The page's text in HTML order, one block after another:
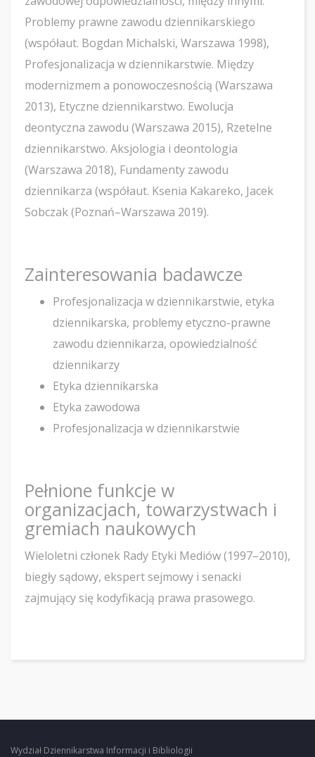
Problemy prawne zawodu dziennikarskiego
(współaut. Bogdan Michalski, Warszawa 1998),
Profesjonalizacja w dziennikarstwie. Między
modernizmem a ponowoczesnością (Warszawa
2013), Etyczne dziennikarstwo. Ewolucja
deontyczna zawodu (Warszawa 2015), Rzetelne
dziennikarstwo. Aksjologia i deontologia
(Warszawa 2018), Fundamenty zawodu
dziennikarza (współaut. Ksenia Kakareko, Jacek
Sobczak (Poznań–Warszawa 2019).
Zainteresowania badawcze
Profesjonalizacja w dziennikarstwie, etyka
dziennikarska, problemy etyczno-prawne
zawodu dziennikarza, opowiedzialność
dziennikarzy
Etyka dziennikarska
Etyka zawodowa
Profesjonalizacja w dziennikarstwie
Pełnione funkcje w
organizacjach, towarzystwach i
gremiach naukowych
Wieloletni członek Rady Etyki Mediów (1997–2010),
biegły sądowy, ekspert sejmowy i senacki
zajmujący się kodyfikacją prawa prasowego.
Wydział Dziennikarstwa Informacji i Bibliologii